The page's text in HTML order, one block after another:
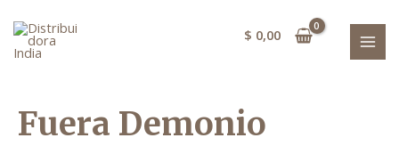
contenido
$ 0,00
Fuera Demonio